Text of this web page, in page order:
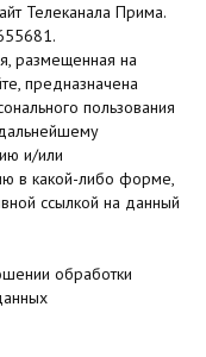
Телеканала Прима.
размещенная на
предназначена
пользования
и/или
в какой-либо форме,
ссылкой на данный
обработки